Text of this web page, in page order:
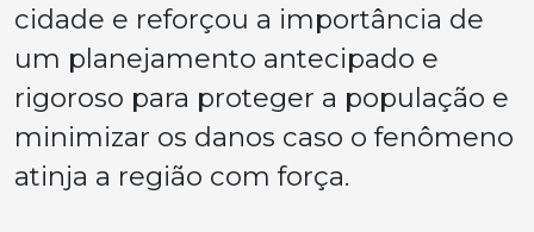
cidade e reforçou a importância de
um planejamento antecipado e
rigoroso para proteger a população e
minimizar os danos caso o fenômeno
atinja a região com força.